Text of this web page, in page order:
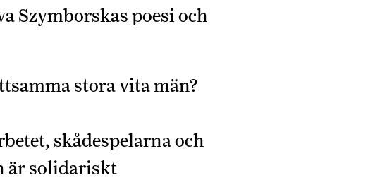
Szymborskas poesi och
stora vita män?
skådespelarna och
är solidariskt